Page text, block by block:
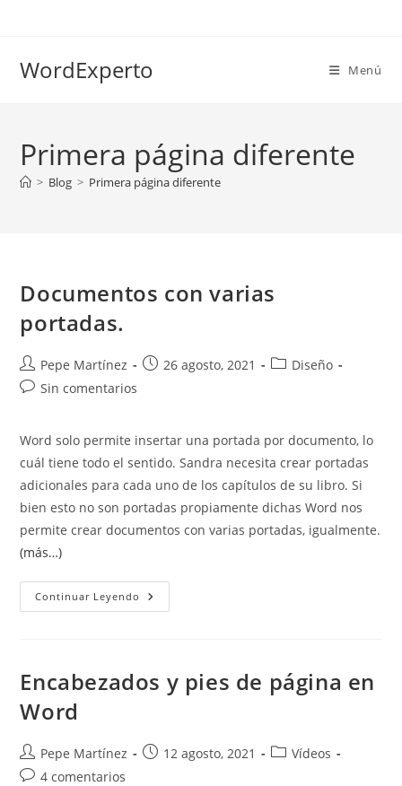
WordExperto Menú
Primera página diferente
> Blog > Primera página diferente
Documentos con varias
portadas.
Autor
de
Pepe Martínez
Publicación
26 agosto, 2021
Categoría
Diseño
Comentarios
entrada:
Sin comentarios
Word solo permite insertar una portada por documento, lo
cuál tiene todo el sentido. Sandra necesita crear portadas
adicionales para cada uno de los capítulos de su libro. Si
bien esto no son portadas propiamente dichas Word nos
permite crear documentos con varias portadas, igualmente.
(más…)
Continuar Leyendo Documentos
Con
Encabezados y pies de página en
Word
Autor
de
Pepe Martínez
Publicación
12 agosto, 2021
Categoría
Vídeos
Comentarios
4 comentarios